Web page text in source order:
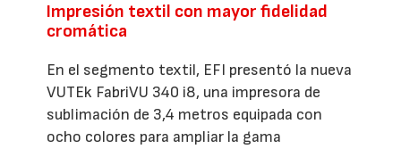
Impresión textil con mayor fidelidad
cromática
En el segmento textil, EFI presentó la nueva
VUTEk FabriVU 340 i8, una impresora de
sublimación de 3,4 metros equipada con
ocho colores para ampliar la gama